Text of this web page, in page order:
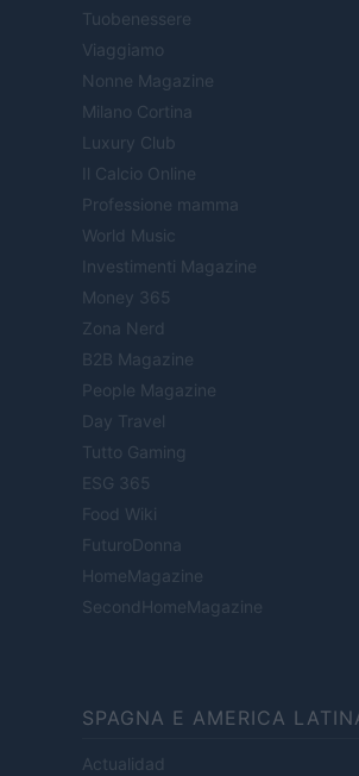
Tuobenessere
Viaggiamo
Nonne Magazine
Milano Cortina
Luxury Club
Il Calcio Online
Professione mamma
World Music
Investimenti Magazine
Money 365
Zona Nerd
B2B Magazine
People Magazine
Day Travel
Tutto Gaming
ESG 365
Food Wiki
FuturoDonna
HomeMagazine
SecondHomeMagazine
SPAGNA E AMERICA
Actualidad